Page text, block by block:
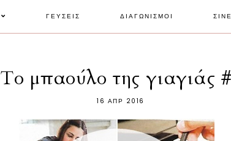
ΓΕΥΣΕΙΣ ΔΙΑΓΩΝΙΣΜΟΙ
Το μπαούλο της γιαγιάς
16 ΑΠΡ 2016